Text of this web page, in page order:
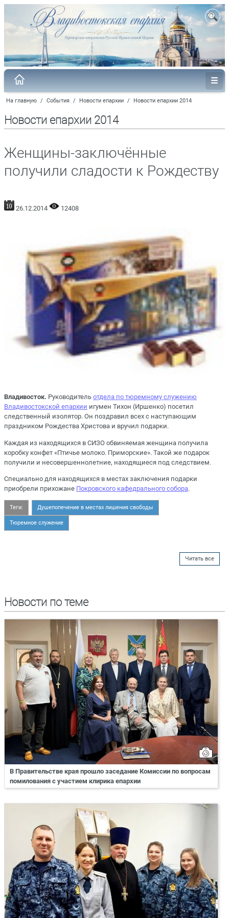
На главную / События / Новости епархии / Новости епархии 2014
Новости епархии 2014
Женщины-заключённые
получили сладости к Рождеству
26.12.2014 12408
Владивосток. Руководитель отдела по тюремному служению
Владивостокской епархии игумен Тихон (Иршенко) посетил
следственный изолятор. Он поздравил всех с наступающим
праздником Рождества Христова и вручил подарки.
Каждая из находящихся в СИЗО обвиняемая женщина получила
коробку конфет «Птичье молоко. Приморские». Такой же подарок
получили и несовершеннолетние, находящиеся под следствием.
Специально для находящихся в местах заключения подарки
приобрели прихожане Покровского кафедрального собора.
Теги: Душепопечение в местах лишения свободы
Тюремное служение
Читать все
Новости по теме
В Правительстве края прошло заседание Комиссии по вопросам
помилования с участием клирика епархии